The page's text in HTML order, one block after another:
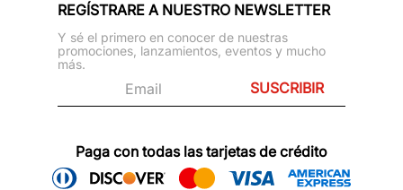
REGÍSTRARE A NUESTRO NEWSLETTER
Y sé el primero en conocer de nuestras
promociones, lanzamientos, eventos y mucho
más.
SUSCRIBIR
Paga con todas las tarjetas de crédito